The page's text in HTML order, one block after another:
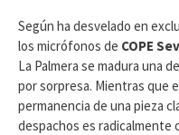
​Según ha desvelado en
los micrófonos de COPE
La Palmera se madura una
por sorpresa. Mientras que
permanencia de una pieza
despachos es radicalmente